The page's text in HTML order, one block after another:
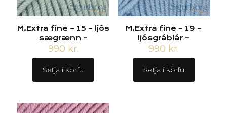
M.Extra fine – 15 – ljós
sægrænn –
990 kr.
Setja í körfu
M.Extra fine – 19 –
ljósgráblár –
990 kr.
Setja í körfu